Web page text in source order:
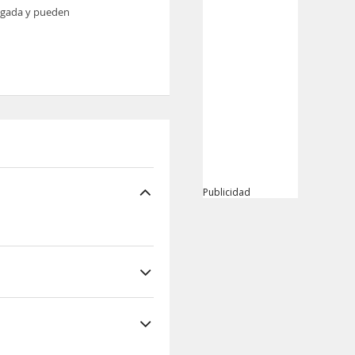
y pueden
y restaurantes del
bebidas u otros
Publicidad